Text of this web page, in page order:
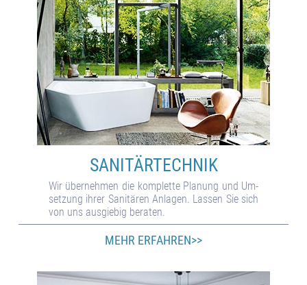
SANITÄR­TECHNIK
Wir über­neh­men die kom­plet­te Pla­nung und Um­
set­zung ihrer Sani­tä­ren An­la­gen. Las­sen Sie sich
von uns aus­gie­big be­ra­ten.
MEHR ERFAHREN>>